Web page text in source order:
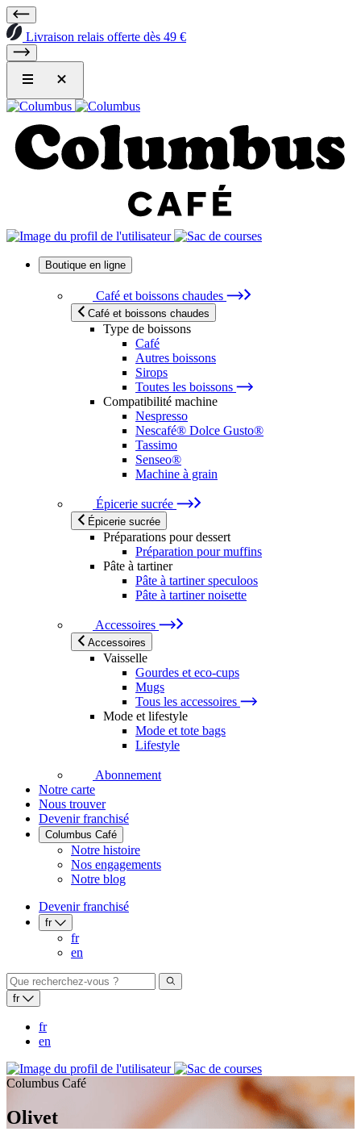
Livraison relais offerte dès 49 €
Boutique en ligne
Café et boissons chaudes
Café et boissons chaudes
Type de boissons
Café
Autres boissons
Sirops
Toutes les boissons
Compatibilité machine
Nespresso
Nescafé® Dolce Gusto®
Tassimo
Senseo®
Machine à grain
Épicerie sucrée
Épicerie sucrée
Préparations pour dessert
Préparation pour muffins
Pâte à tartiner
Pâte à tartiner speculoos
Pâte à tartiner noisette
Accessoires
Accessoires
Vaisselle
Gourdes et eco-cups
Mugs
Tous les accessoires
Mode et lifestyle
Mode et tote bags
Lifestyle
Abonnement
Notre carte
Nous trouver
Devenir franchisé
Columbus Café
Notre histoire
Nos engagements
Notre blog
Devenir franchisé
fr
fr
en
fr
fr
en
Columbus Café
Olivet